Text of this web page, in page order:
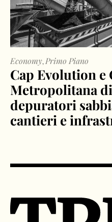
Cap Evolution e
Metropolitana
depuratori
cantieri e
Economy, Primo Piano